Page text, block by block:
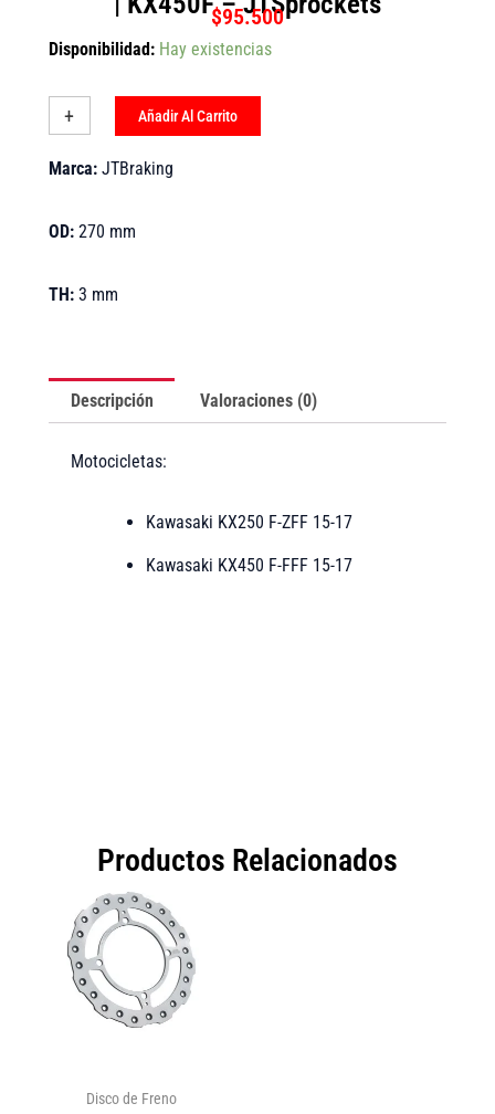
$95.500
Disponibilidad: Hay existencias
-
Disco
Freno
-
|
JTSprockets
+ Añadir Al Carrito
Marca: JTBraking
OD: 270 mm
TH: 3 mm
Descripción Valoraciones (0)
Motocicletas:
Kawasaki KX250 F-ZFF 15-17
Kawasaki KX450 F-FFF 15-17
Productos Relacionados
Disco de Freno